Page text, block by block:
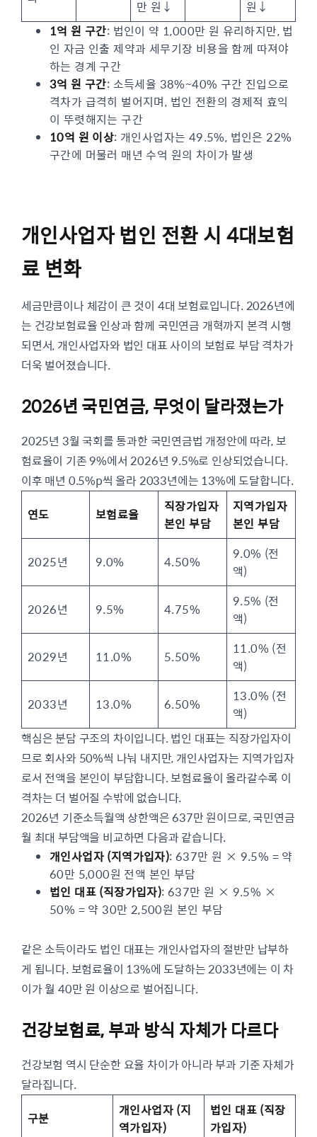
만 원↓
원↓
1억 원 구간: 법인이 약 1,000만 원 유리하지만, 법
인 자금 인출 제약과 세무기장 비용을 함께 따져야
하는 경계 구간
3억 원 구간: 소득세율 38%~40% 구간 진입으로
격차가 급격히 벌어지며, 법인 전환의 경제적 효익
이 뚜렷해지는 구간
10억 원 이상: 개인사업자는 49.5%, 법인은 22%
구간에 머물러 매년 수억 원의 차이가 발생
개인사업자 법인 전환 시 4대보험
료 변화
세금만큼이나 체감이 큰 것이 4대 보험료입니다. 2026년에
는 건강보험료율 인상과 함께 국민연금 개혁까지 본격 시행
되면서, 개인사업자와 법인 대표 사이의 보험료 부담 격차가
더욱 벌어졌습니다.
2026년 국민연금, 무엇이 달라졌는가
2025년 3월 국회를 통과한 국민연금법 개정안에 따라, 보
험료율이 기존 9%에서 2026년 9.5%로 인상되었습니다.
이후 매년 0.5%p씩 올라 2033년에는 13%에 도달합니다.
연도
보험료율
직장가입자
본인 부담
지역가입자
본인 부담
2025년 9.0% 4.50%
9.0% (전
액)
2026년 9.5% 4.75%
9.5% (전
액)
2029년 11.0% 5.50%
11.0% (전
액)
2033년 13.0% 6.50%
13.0% (전
액)
핵심은 분담 구조의 차이입니다. 법인 대표는 직장가입자이
므로 회사와 50%씩 나눠 내지만, 개인사업자는 지역가입자
로서 전액을 본인이 부담합니다. 보험료율이 올라갈수록 이
격차는 더 벌어질 수밖에 없습니다.
2026년 기준소득월액 상한액은 637만 원이므로, 국민연금
월 최대 부담액을 비교하면 다음과 같습니다.
개인사업자 (지역가입자): 637만 원 × 9.5% = 약
60만 5,000원 전액 본인 부담
법인 대표 (직장가입자): 637만 원 × 9.5% ×
50% = 약 30만 2,500원 본인 부담
같은 소득이라도 법인 대표는 개인사업자의 절반만 납부하
게 됩니다. 보험료율이 13%에 도달하는 2033년에는 이 차
이가 월 40만 원 이상으로 벌어집니다.
건강보험료, 부과 방식 자체가 다르다
건강보험 역시 단순한 요율 차이가 아니라 부과 기준 자체가
달라집니다.
구분
개인사업자 (지
역가입자)
법인 대표 (직장
가입자)